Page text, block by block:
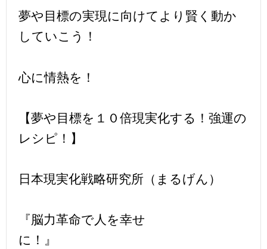
夢や目標の実現に向けてより賢く動か
していこう！
心に情熱を！
【夢や目標を１０倍現実化する！強運の
レシピ！】
日本現実化戦略研究所（まるげん）
『脳力革命で人を幸せ
に！』